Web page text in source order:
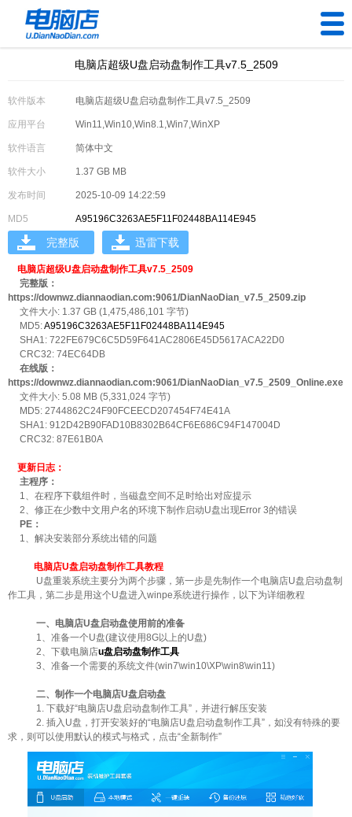
U盘工具
电脑问题
电脑店超级U盘启动盘制作工具v7.5_2509
软件版本 电脑店超级U盘启动盘制作工具v7.5_2509
应用平台 Win11,Win10,Win8.1,Win7,WinXP
软件语言 简体中文
软件大小 1.37 GB MB
发布时间 2025-10-09 14:22:59
MD5 A95196C3263AE5F11F02448BA114E945
完整版 迅雷下载
电脑店超级U盘启动盘制作工具v7.5_2509
完整版：
https://downwz.diannaodian.com:9061/DianNaoDian_v7.5_2509.zip
文件大小: 1.37 GB (1,475,486,101 字节)
MD5:A95196C3263AE5F11F02448BA114E945
SHA1: 722FE679C6C5D59F641AC2806E45D5617ACA22D0
CRC32: 74EC64DB
在线版：
https://downwz.diannaodian.com:9061/DianNaoDian_v7.5_2509_Online.exe
文件大小: 5.08 MB (5,331,024 字节)
MD5: 2744862C24F90FCEECD207454F74E41A
SHA1: 912D42B90FAD10B8302B64CF6E686C94F147004D
CRC32: 87E61B0A
更新日志：
主程序：
1、在程序下载组件时，当磁盘空间不足时给出对应提示
2、修正在少数中文用户名的环境下制作启动U盘出现Error 3的错误
PE：
1、解决安装部分系统出错的问题
电脑店U盘启动盘制作工具教程
U盘重装系统主要分为两个步骤，第一步是先制作一个电脑店U盘启动盘制
作工具，第二步是用这个U盘进入winpe系统进行操作，以下为详细教程
一、电脑店U盘启动盘使用前的准备
1、准备一个U盘(建议使用8G以上的U盘)
2、下载电脑店u盘启动盘制作工具
3、准备一个需要的系统文件(win7\win10\XP\win8\win11)
二、制作一个电脑店U盘启动盘
1. 下载好“电脑店U盘启动盘制作工具”，并进行解压安装
2. 插入U盘，打开安装好的“电脑店U盘启动盘制作工具”，如没有特殊的要
求，则可以使用默认的模式与格式，点击“全新制作”